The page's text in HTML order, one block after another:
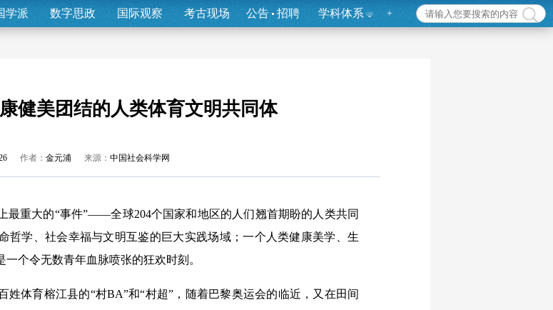
学派 数字思政 国际观察 考古现场 公告 招聘 学科体系 +
健美团结的人类体育文明共同体
作者： 金元浦 来源： 中国社会科学网
重大的“事件”——全球204个国家和地区的人们翘首期盼的人类共同
哲学、社会幸福与文明互鉴的巨大实践场域；一个人类健康美学、生
个令无数青年血脉喷张的狂欢时刻。
体育榕江县的“村BA”和“村超”，随着巴黎奥运会的临近，又在田间